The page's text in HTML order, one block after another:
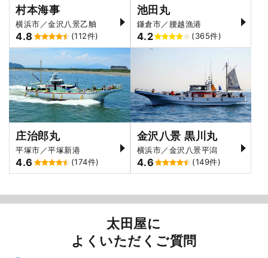
村本海事
横浜市／金沢八景乙舳
4.8 (112件)
池田丸
鎌倉市／腰越漁港
4.2 (365件)
庄治郎丸
平塚市／平塚新港
4.6 (174件)
金沢八景 黒川丸
横浜市／金沢八景平潟
4.6 (149件)
太田屋に
よくいただくご質問